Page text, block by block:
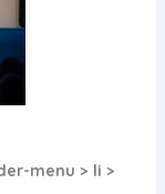
menu > li >